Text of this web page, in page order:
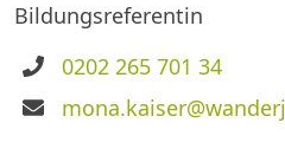
Bildungsreferentin
Telefon
0202 265 701 34
E-